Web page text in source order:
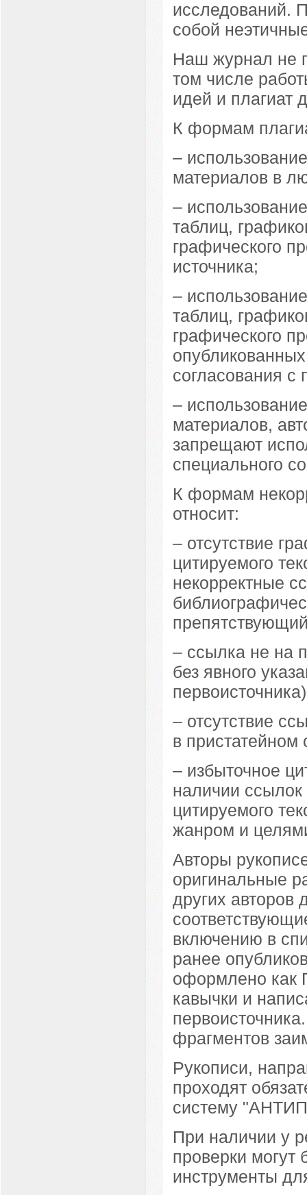
исследований.
собой
Наш журнал не
том числе
идей и плагиат
К формам
–
материалов в
–
таблиц,
графического
источника;
–
таблиц,
графического
согласования с
–
материалов,
запрещают
специального
К формам
относит:
– отсутствие
цитируемого
некорректные
– ссылка не на
без явного
– отсутствие
в пристатейном
– избыточное
наличии ссылок
цитируемого
жанром и
Авторы
оригинальные
других
включению в
ранее
оформлено как
кавычки и
фрагментов
Рукописи,
проходят
систему
При наличии у
проверки
инструменты